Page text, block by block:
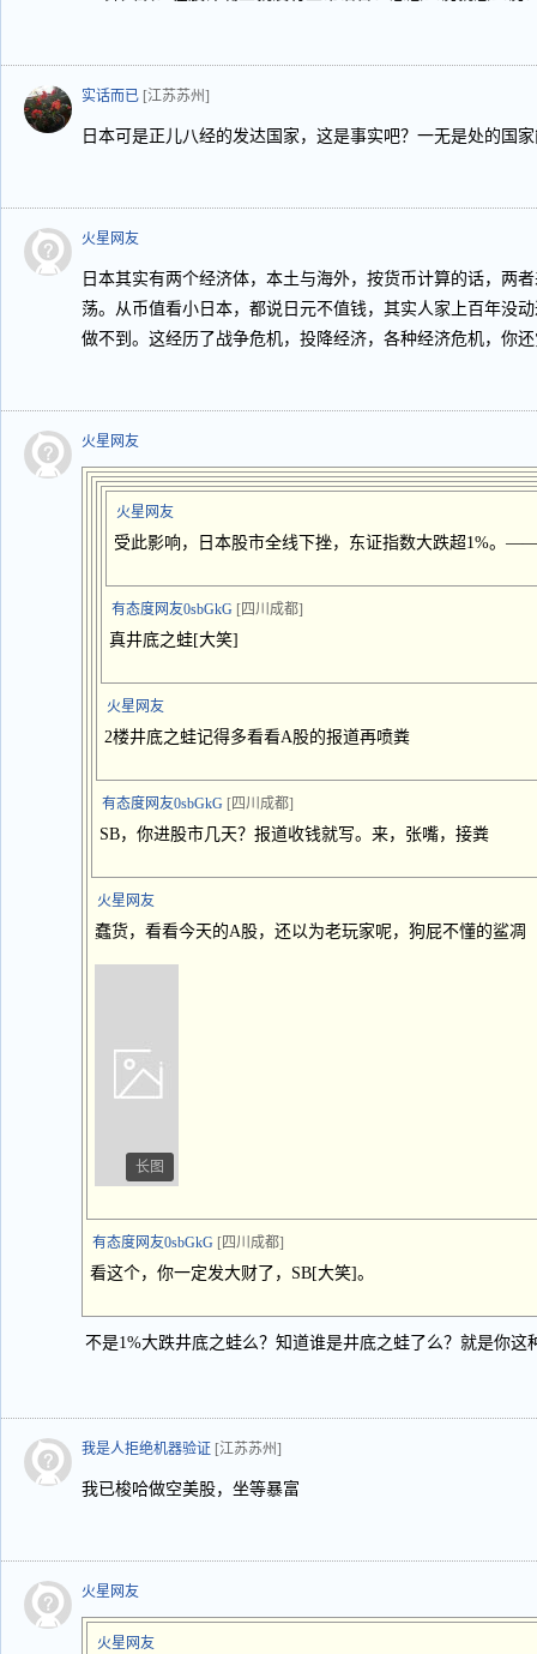
实话而已 [江苏苏州]
日本可是正儿八经的发达国家，这是事实吧？一无是处的国
火星网友
日本其实有两个经济体，本土与海外，按货币计算的话，两
荡。从币值看小日本，都说日元不值钱，其实人家上百年没
做不到。这经历了战争危机，投降经济，各种经济危机，你
火星网友
火星网友
受此影响，日本股市全线下挫，东证指数大跌超1%。
有态度网友0sbGkG [四川成都]
真井底之蛙[大笑]
火星网友
2楼井底之蛙记得多看看A股的报道再喷粪
有态度网友0sbGkG [四川成都]
SB，你进股市几天？报道收钱就写。来，张嘴，接粪
火星网友
蠢货，看看今天的A股，还以为老玩家呢，狗屁不懂的鲨凋
长图
有态度网友0sbGkG [四川成都]
看这个，你一定发大财了，SB[大笑]。
不是1%大跌井底之蛙么？知道谁是井底之蛙了么？就是你这
我是人拒绝机器验证 [江苏苏州]
我已梭哈做空美股，坐等暴富
火星网友
火星网友